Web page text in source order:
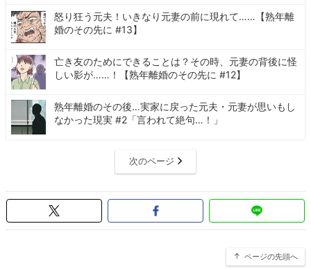
怒り狂う元夫！いきなり元妻の前に現れて……【熟年離
婚のその先に #13】
亡き友のためにできることは？その時、元妻の背後に怪
しい影が……！【熟年離婚のその先に #12】
熟年離婚のその後…実家に戻った元夫・元妻が思いもし
なかった現実 #2「言われて絶句…！」
次のページ
ページの先頭へ